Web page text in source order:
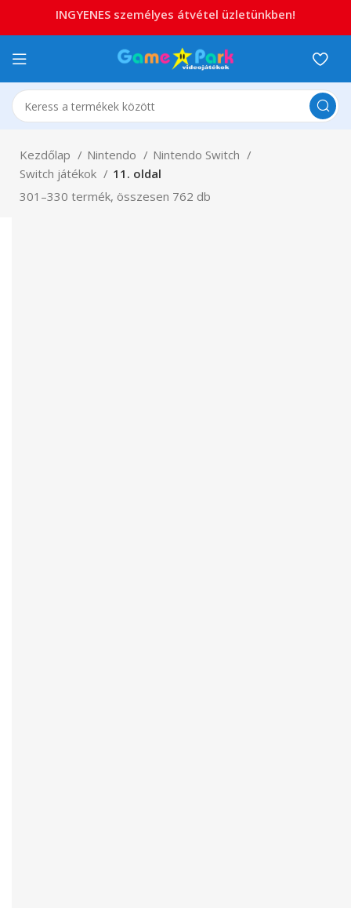
Kezdőlap Nintendo
Nintendo Switch
Switch játékok
11. oldal
301–330 termék, összesen 762 db
INGYENES személyes átvétel üzletünkben!